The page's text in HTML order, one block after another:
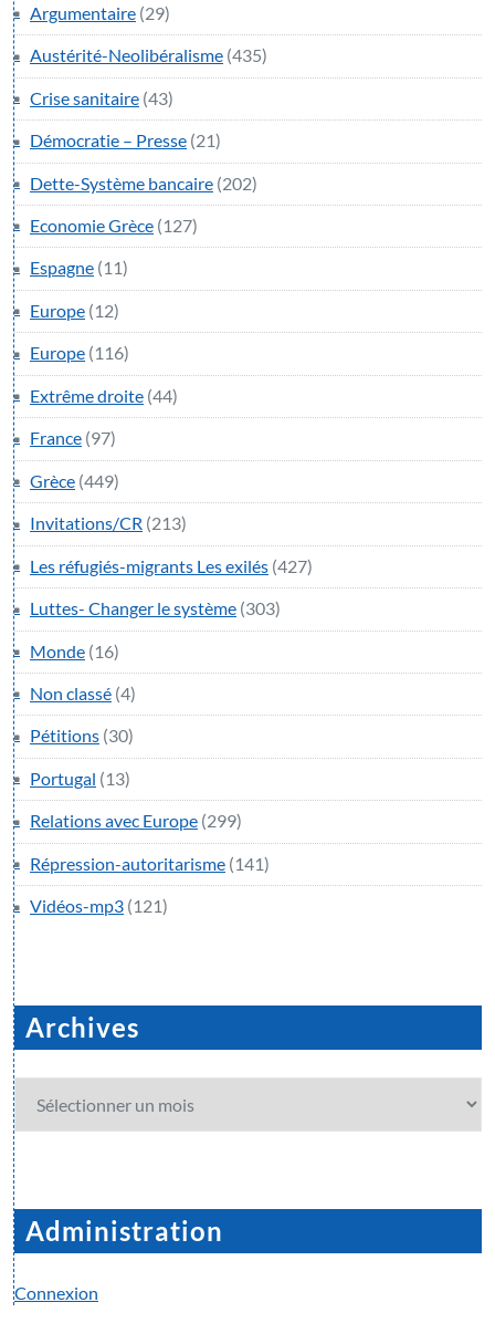
Argumentaire (29)
Austérité-Neolibéralisme (435)
Crise sanitaire (43)
Démocratie – Presse (21)
Dette-Système bancaire (202)
Economie Grèce (127)
Espagne (11)
Europe (12)
Europe (116)
Extrême droite (44)
France (97)
Grèce (449)
Invitations/CR (213)
Les réfugiés-migrants Les exilés (427)
Luttes- Changer le système (303)
Monde (16)
Non classé (4)
Pétitions (30)
Portugal (13)
Relations avec Europe (299)
Répression-autoritarisme (141)
Vidéos-mp3 (121)
Archives
Archives
Administration
Connexion